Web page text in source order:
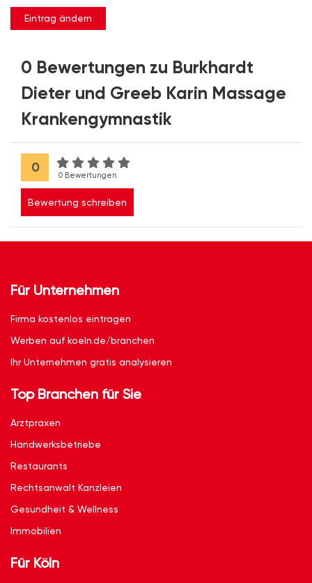
Eintrag ändern
0 Bewertungen zu Burkhardt
Dieter und Greeb Karin Massage
Krankengymnastik
0
0 Bewertungen
Bewertung schreiben
Für Unternehmen
Firma kostenlos eintragen
Werben auf koeln.de/branchen
Ihr Unternehmen gratis analysieren
Top Branchen für Sie
Arztpraxen
Handwerksbetriebe
Restaurants
Rechtsanwalt Kanzleien
Gesundheit & Wellness
Immobilien
Für Köln